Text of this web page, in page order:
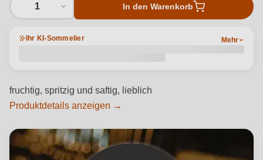
1 In den Warenkorb
Ihr KI-Sommelier Mehr
fruchtig, spritzig und saftig, lieblich
Produktdetails anzeigen →